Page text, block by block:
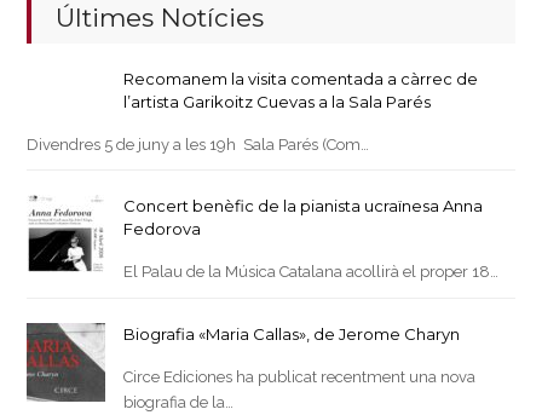
Últimes Notícies
Recomanem la visita comentada a càrrec de
l’artista Garikoitz Cuevas a la Sala Parés
Divendres 5 de juny a les 19h Sala Parés (Com…
Concert benèfic de la pianista ucraïnesa Anna
Fedorova
El Palau de la Música Catalana acollirà el proper 18…
Biografia «Maria Callas», de Jerome Charyn
Circe Ediciones ha publicat recentment una nova
biografia de la…